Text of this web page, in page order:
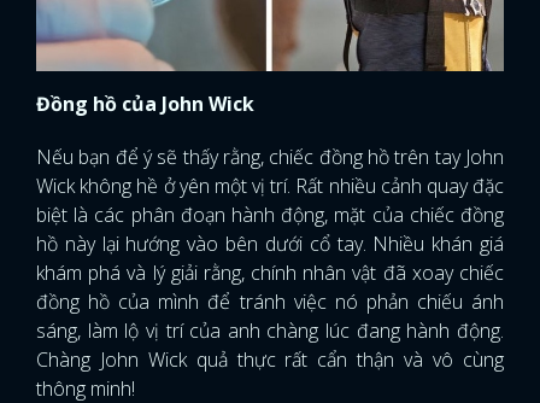
Đồng hồ của John Wick
Nếu bạn để ý sẽ thấy rằng, chiếc đồng hồ trên tay John
Wick không hề ở yên một vị trí. Rất nhiều cảnh quay đặc
biệt là các phân đoạn hành động, mặt của chiếc đồng
hồ này lại hướng vào bên dưới cổ tay. Nhiều khán giá
khám phá và lý giải rằng, chính nhân vật đã xoay chiếc
đồng hồ của mình để tránh việc nó phản chiếu ánh
sáng, làm lộ vị trí của anh chàng lúc đang hành động.
Chàng John Wick quả thực rất cẩn thận và vô cùng
thông minh!